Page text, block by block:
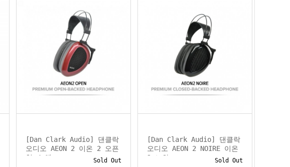
[Dan Clark Audio] 댄클락
오디오 AEON 2 이온 2 오픈
형 / 엣...
Sold Out
[Dan Clark Audio] 댄클락
오디오 AEON 2 NOIRE 이온
2 느와...
Sold Out